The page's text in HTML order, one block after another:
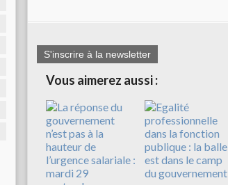
S'inscrire à la newsletter
Vous aimerez aussi :